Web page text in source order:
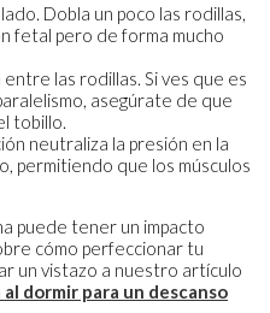
Dobla un poco las rodillas,
fetal pero de forma mucho
entre las rodillas. Si ves que es
asegúrate de que
tobillo.
neutraliza la presión en la
permitiendo que los músculos
puede tener un impacto
cómo perfeccionar tu
un vistazo a nuestro artículo
dormir para un descanso